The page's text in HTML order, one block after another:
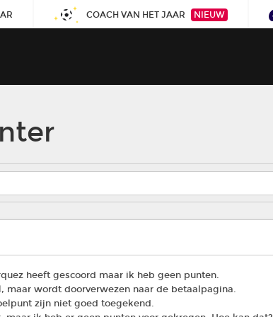
COACH VAN HET JAAR NIEUW
heeft gescoord maar ik heb geen punten.
maar wordt doorverwezen naar de betaalpagina.
zijn niet goed toegekend.